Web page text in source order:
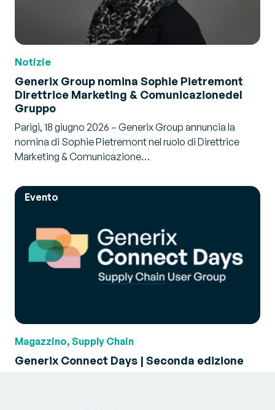
Notizie
Generix Group nomina Sophie Pietremont
Direttrice Marketing & Comunicazionedel
Gruppo
Parigi, 18 giugno 2026 – Generix Group annuncia la
nomina di Sophie Pietremont nel ruolo di Direttrice
Marketing & Comunicazione…
Evento
Magazzino, Supply Chain
Generix Connect Days | Seconda edizione